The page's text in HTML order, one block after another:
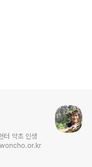
터 약초 인생